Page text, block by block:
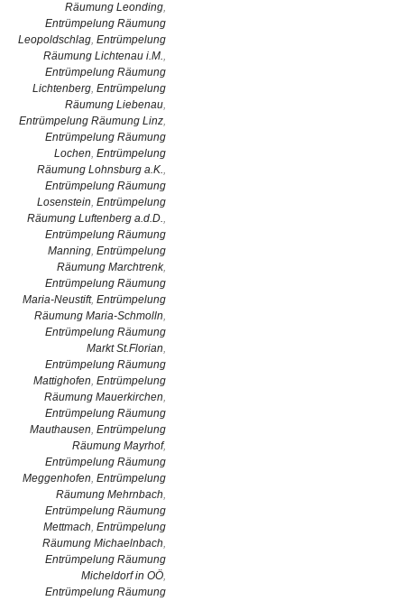
Räumung Leonding,
Entrümpelung Räumung
Leopoldschlag, Entrümpelung
Räumung Lichtenau i.M.,
Entrümpelung Räumung
Lichtenberg, Entrümpelung
Räumung Liebenau,
Entrümpelung Räumung Linz,
Entrümpelung Räumung
Lochen, Entrümpelung
Räumung Lohnsburg a.K.,
Entrümpelung Räumung
Losenstein, Entrümpelung
Räumung Luftenberg a.d.D.,
Entrümpelung Räumung
Manning, Entrümpelung
Räumung Marchtrenk,
Entrümpelung Räumung
Maria-Neustift, Entrümpelung
Räumung Maria-Schmolln,
Entrümpelung Räumung
Markt St.Florian,
Entrümpelung Räumung
Mattighofen, Entrümpelung
Räumung Mauerkirchen,
Entrümpelung Räumung
Mauthausen, Entrümpelung
Räumung Mayrhof,
Entrümpelung Räumung
Meggenhofen, Entrümpelung
Räumung Mehrnbach,
Entrümpelung Räumung
Mettmach, Entrümpelung
Räumung Michaelnbach,
Entrümpelung Räumung
Micheldorf in OÖ,
Entrümpelung Räumung